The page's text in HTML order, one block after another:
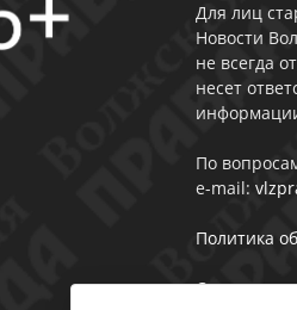
Для лиц
Новости
не всегда
несет
По
e-mail:
Политика